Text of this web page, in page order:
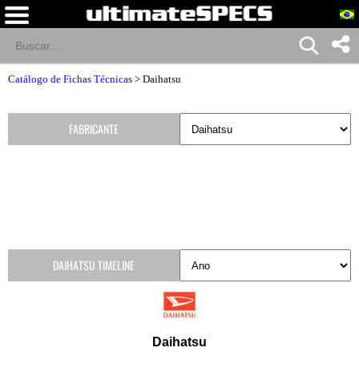
Catálogo de Fichas Técnicas > Daihatsu
Daihatsu
FABRICANTE
DAIHATSU TIMELINE